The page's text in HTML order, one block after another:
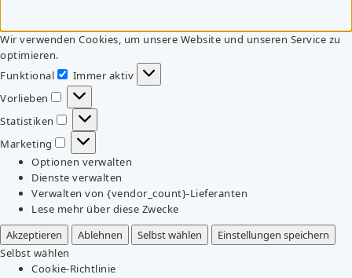
Wir verwenden Cookies, um unsere Website und unseren Service zu
optimieren.
Funktional
Funktional
Immer aktiv
Vorlieben
Vorlieben
Statistiken
Statistiken
Marketing
Marketing
Optionen verwalten
Dienste verwalten
Verwalten von {vendor_count}-Lieferanten
Lese mehr über diese Zwecke
Akzeptieren
Ablehnen Selbst wählen
Einstellungen speichern
Selbst wählen
Cookie-Richtlinie